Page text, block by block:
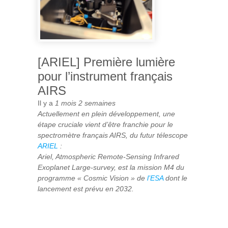
PRIMITIF
[ARIEL] Première lumière
pour l’instrument français
AIRS
Il y a 1 mois 2 semaines
Actuellement en plein développement, une
étape cruciale vient d’être franchie pour le
spectromètre français AIRS, du futur télescope
ARIEL
:
Ariel, Atmospheric Remote-Sensing Infrared
Exoplanet Large-survey, est la mission M4 du
programme « Cosmic Vision » de l’ESAdont le
lancement est prévu en 2032.